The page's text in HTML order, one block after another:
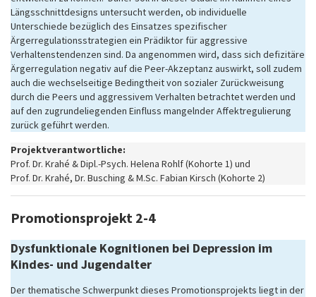
Längsschnittdesigns untersucht werden, ob individuelle
Unterschiede bezüglich des Einsatzes spezifischer
Ärgerregulationsstrategien ein Prädiktor für aggressive
Verhaltenstendenzen sind. Da angenommen wird, dass sich defizitäre
Ärgerregulation negativ auf die Peer-Akzeptanz auswirkt, soll zudem
auch die wechselseitige Bedingtheit von sozialer Zurückweisung
durch die Peers und aggressivem Verhalten betrachtet werden und
auf den zugrundeliegenden Einfluss mangelnder Affektregulierung
zurück geführt werden.
Projektverantwortliche:
Prof. Dr. Krahé & Dipl.-Psych. Helena Rohlf (Kohorte 1) und
Prof. Dr. Krahé, Dr. Busching & M.Sc. Fabian Kirsch (Kohorte 2)
Promotionsprojekt 2-4
Dysfunktionale Kognitionen bei Depression im
Kindes- und Jugendalter
Der thematische Schwerpunkt dieses Promotionsprojekts liegt in der